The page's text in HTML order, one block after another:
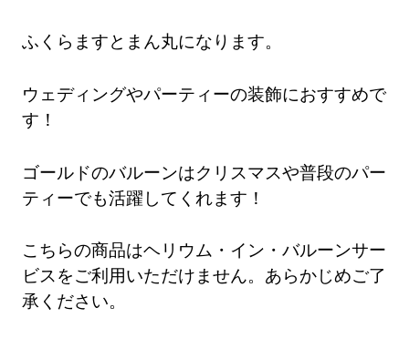
ふくらますとまん丸になります。
ウェディングやパーティーの装飾におすすめで
す！
ゴールドのバルーンはクリスマスや普段のパー
ティーでも活躍してくれます！
こちらの商品はヘリウム・イン・バルーンサー
ビスをご利用いただけません。あらかじめご了
承ください。